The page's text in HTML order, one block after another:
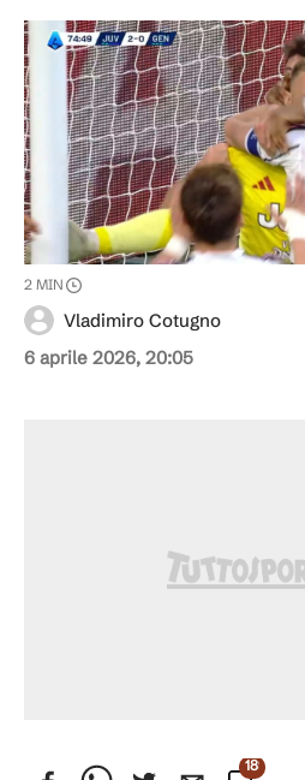
6 aprile 2026, 20:05
Vladimiro Cotugno
2 MIN
189